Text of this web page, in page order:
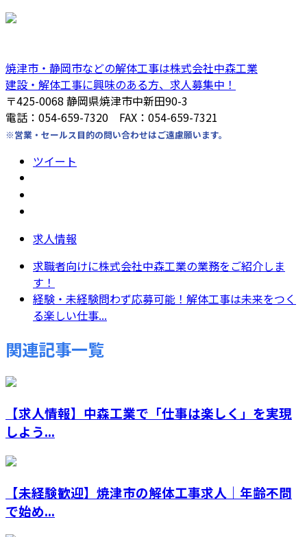
焼津市・静岡市などの解体工事は株式会社中森工業
建設・解体工事に興味のある方、求人募集中！
〒425-0068 静岡県焼津市中新田90-3
電話：054-659-7320 FAX：054-659-7321
※営業・セールス目的の問い合わせはご遠慮願います。
ツイート
求人情報
求職者向けに株式会社中森工業の業務をご紹介しま
す！
経験・未経験問わず応募可能！解体工事は未来をつく
る楽しい仕事...
関連記事一覧
【求人情報】中森工業で「仕事は楽しく」を実現
しよう...
【未経験歓迎】焼津市の解体工事求人｜年齢不問
で始め...